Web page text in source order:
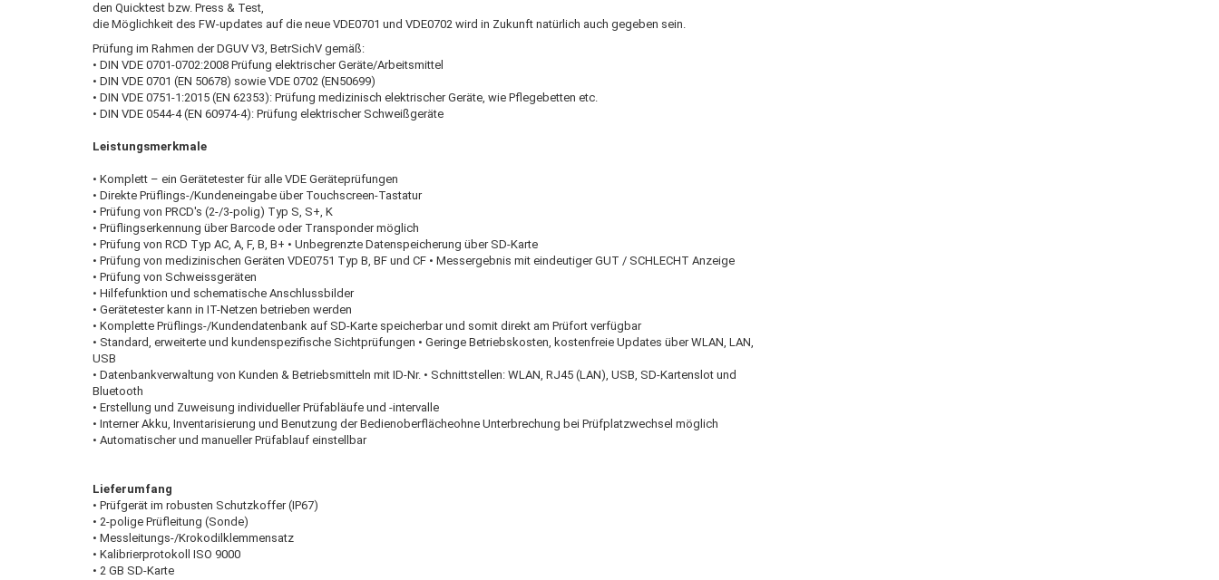
den Quicktest bzw. Press & Test,
die Möglichkeit des FW-updates auf die neue VDE0701 und VDE0702 wird in Zukunft natürlich auch gegeben sein.
Prüfung im Rahmen der DGUV V3, BetrSichV gemäß:
• DIN VDE 0701-0702:2008 Prüfung elektrischer Geräte/Arbeitsmittel
• DIN VDE 0701 (EN 50678) sowie VDE 0702 (EN50699)
• DIN VDE 0751-1:2015 (EN 62353): Prüfung medizinisch elektrischer Geräte, wie Pflegebetten etc.
• DIN VDE 0544-4 (EN 60974-4): Prüfung elektrischer Schweißgeräte
Leistungsmerkmale
• Komplett – ein Gerätetester für alle VDE Geräteprüfungen
• Direkte Prüflings-/Kundeneingabe über Touchscreen-Tastatur
• Prüfung von PRCD's (2-/3-polig) Typ S, S+, K
• Prüflingserkennung über Barcode oder Transponder möglich
• Prüfung von RCD Typ AC, A, F, B, B+ • Unbegrenzte Datenspeicherung über SD-Karte
• Prüfung von medizinischen Geräten VDE0751 Typ B, BF und CF • Messergebnis mit eindeutiger GUT / SCHLECHT Anzeige
• Prüfung von Schweissgeräten
• Hilfefunktion und schematische Anschlussbilder
• Gerätetester kann in IT-Netzen betrieben werden
• Komplette Prüflings-/Kundendatenbank auf SD-Karte speicherbar und somit direkt am Prüfort verfügbar
• Standard, erweiterte und kundenspezifische Sichtprüfungen • Geringe Betriebskosten, kostenfreie Updates über WLAN, LAN,
USB
• Datenbankverwaltung von Kunden & Betriebsmitteln mit ID-Nr. • Schnittstellen: WLAN, RJ45 (LAN), USB, SD-Kartenslot und
Bluetooth
• Erstellung und Zuweisung individueller Prüfabläufe und -intervalle
• Interner Akku, Inventarisierung und Benutzung der Bedienoberflächeohne Unterbrechung bei Prüfplatzwechsel möglich
• Automatischer und manueller Prüfablauf einstellbar
Lieferumfang
• Prüfgerät im robusten Schutzkoffer (IP67)
• 2-polige Prüfleitung (Sonde)
• Messleitungs-/Krokodilklemmensatz
• Kalibrierprotokoll ISO 9000
• 2 GB SD-Karte